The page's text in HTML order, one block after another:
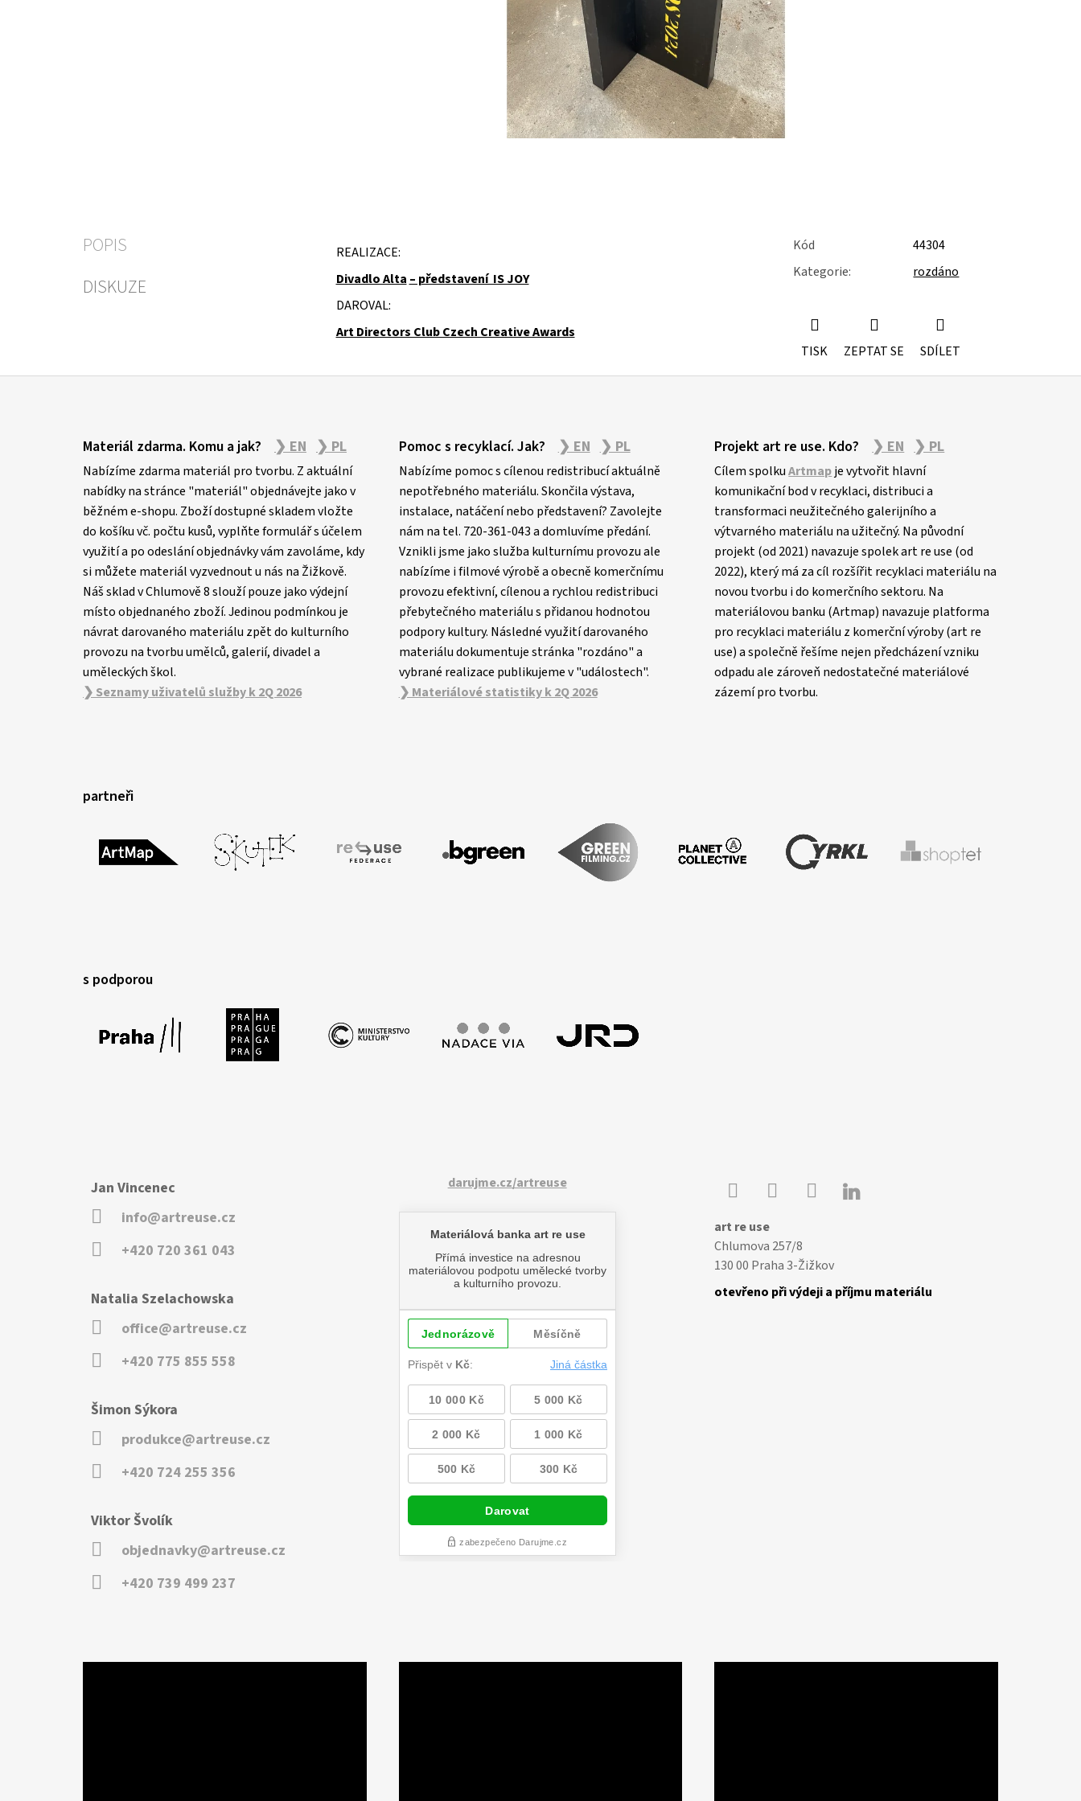
POPIS
DISKUZE
REALIZACE:
Divadlo Alta – představení IS JOY
DAROVAL:
Art Directors Club Czech Creative Awards
Kód
44304
Kategorie: rozdáno
TISK ZEPTAT SE SDÍLET
Materiál zdarma. Komu a jak? ❯ EN ❯ PL
Nabízíme zdarma materiál pro tvorbu. Z aktuální
nabídky na stránce "materiál" objednávejte jako v
běžném e-shopu. Zboží dostupné skladem vložte
do košíku vč. počtu kusů, vyplňte formulář s účelem
využití a po odeslání objednávky vám zavoláme, kdy
si můžete materiál vyzvednout u nás na Žižkově.
Náš sklad v Chlumově 8 slouží pouze jako výdejní
místo objednaného zboží. Jedinou podmínkou je
návrat darovaného materiálu zpět do kulturního
provozu na tvorbu umělců, galerií, divadel a
uměleckých škol.
❯ Seznamy uživatelů služby k 2Q 2026
Pomoc s recyklací. Jak? ❯ EN ❯ PL
Nabízíme pomoc s cílenou redistribucí aktuálně
nepotřebného materiálu. Skončila výstava,
instalace, natáčení nebo představení? Zavolejte
nám na tel. 720-361-043 a domluvíme předání.
Vznikli jsme jako služba kulturnímu provozu ale
nabízíme i filmové výrobě a obecně komerčnímu
provozu efektivní, cílenou a rychlou redistribuci
přebytečného materiálu s přidanou hodnotou
podpory kultury. Následné využití darovaného
materiálu dokumentuje stránka "rozdáno" a
vybrané realizace publikujeme v "událostech".
❯ Materiálové statistiky k 2Q 2026
Projekt art re use. Kdo? ❯ EN ❯ PL
Cílem spolkuArtmapje vytvořit hlavní
komunikační bod v recyklaci, distribuci a
transformaci neužitečného galerijního a
výtvarného materiálu na užitečný. Na původní
projekt (od 2021) navazuje spolek art re use (od
2022), který má za cíl rozšířit recyklaci materiálu na
novou tvorbu i do komerčního sektoru. Na
materiálovou banku (Artmap) navazuje platforma
pro recyklaci materiálu z komerční výroby (art re
use) a společně řešíme nejen předcházení vzniku
odpadu ale zároveň nedostatečné materiálové
zázemí pro tvorbu.
partneři
s podporou
Jan Vincenec
info@artreuse.cz
+420 720 361 043
Natalia Szelachowska
office@artreuse.cz
+420 775 855 558
Šimon Sýkora
produkce@artreuse.cz
+420 724 255 356
Viktor Švolík
objednavky@artreuse.cz
+420 739 499 237
darujme.cz/artreuse 
art re use
Chlumova 257/8
130 00 Praha 3-Žižkov
otevřeno při výdeji a příjmu materiálu